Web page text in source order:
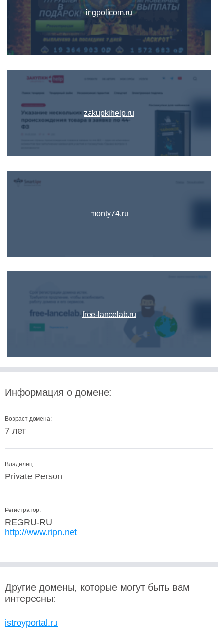
ingpolicom.ru
zakupkihelp.ru
monty74.ru
free-lancelab.ru
Информация о домене:
Возраст домена:
7 лет
Владелец:
Private Person
Регистратор:
REGRU-RU
http://www.ripn.net
Другие домены, которые могут быть вам
интересны:
istroyportal.ru